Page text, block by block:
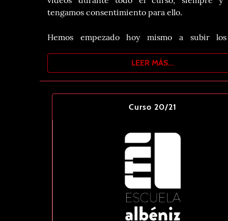
tengamos consentimiento para ello.
Hemos empezado hoy mismo a subir
Canal de Youtube, en Facebook y en Twitter.
de las vacaciones iremos subiendo el resto.
Gracias a todas las personas que
artistas por "enfrentarse" a la cámara.
LEER MÁS...
Curso 20/21